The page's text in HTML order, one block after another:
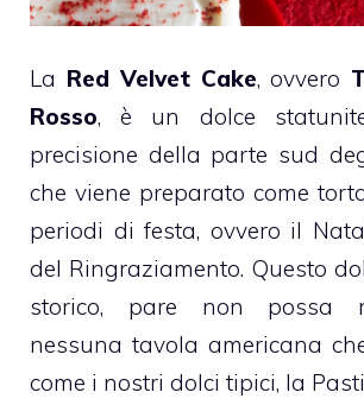
La Red Velvet Cake, ovvero
Rosso, è un dolce
precisione della parte sud
che viene preparato come
periodi di festa, ovvero il
del Ringraziamento. Questo
storico, pare non possa
nessuna tavola americana
come i nostri dolci tipici, la